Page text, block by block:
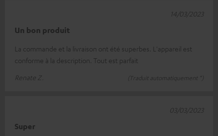
Un bon produit
La commande et la livraison ont été superbes. L'appareil est
conforme à la description. Tout est parfait
Renate Z.
(Traduit automatiquement *)
14/03/2023
Super
03/03/2023